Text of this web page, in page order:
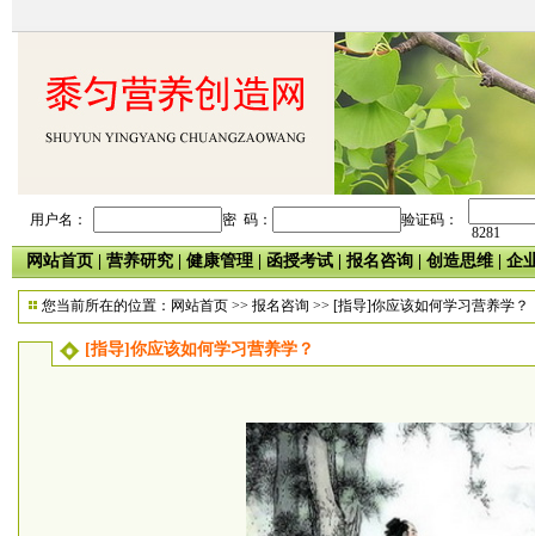
用户名： 密 码： 验证码：
8281
网站首页 营养研究 健康管理 函授考试 报名咨询 创造思维| 企
您当前所在的位置： 网站首页 >> 报名咨询 >> [指导]你应该如何学习营养学？
[指导]你应该如何学习营养学？